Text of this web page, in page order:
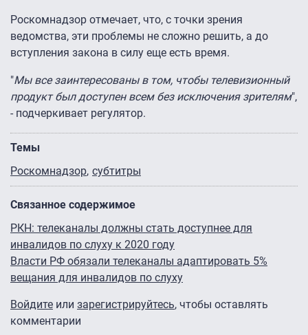
Роскомнадзор отмечает, что, с точки зрения
ведомства, эти проблемы не сложно решить, а до
вступления закона в силу еще есть время.
"Мы все заинтересованы в том, чтобы телевизионный
продукт был доступен всем без исключения зрителям",
- подчеркивает регулятор.
Темы
Роскомнадзор субтитры
Связанное содержимое
РКН: телеканалы должны стать доступнее для
инвалидов по слуху к 2020 году
Власти РФ обязали телеканалы адаптировать 5%
вещания для инвалидов по слуху
Войдите или зарегистрируйтесь, чтобы оставлять
комментарии